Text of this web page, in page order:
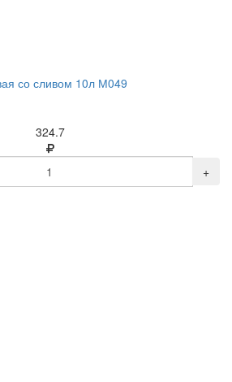
со сливом 10л М049
324.7
+